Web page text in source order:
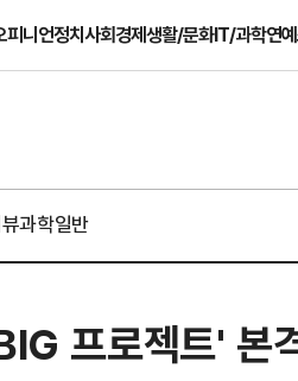
피니언정치사회경제생활/문화IT/과학연예
과학일반
프로젝트' 본